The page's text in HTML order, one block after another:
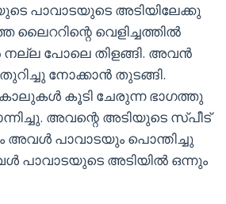
പാവാടയുടെ അടിയിലേക്കു
വെളിച്ചത്തിൽ
പോലെ തിളങ്ങി. അവൻ
നോക്കാൻ തുടങ്ങി.
കൂടി ചേരുന്ന ഭാഗത്തു
അവന്റെ അടിയുടെ സ്പീട്
അവൾ പാവാടയും പൊന്തിച്ചു
പാവാടയുടെ അടിയിൽ ഒന്നും